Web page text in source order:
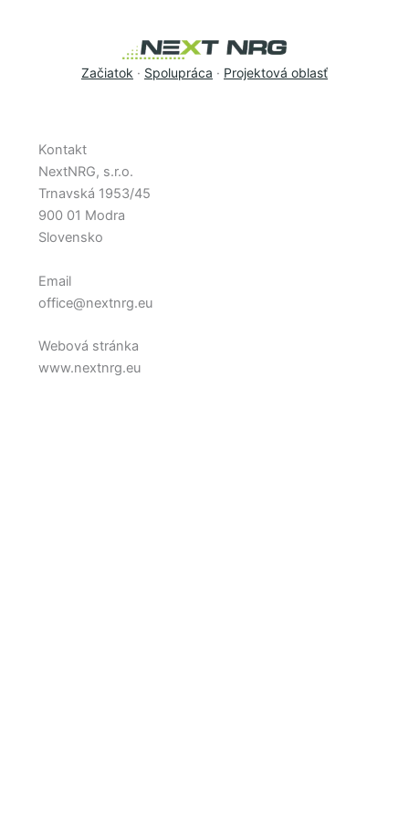
Začiatok · Spolupráca · Projektová oblasť
Kontakt
NextNRG, s.r.o.
Trnavská 1953/45
900 01 Modra
Slovensko
Email
office@nextnrg.eu
Webová stránka
www.nextnrg.eu